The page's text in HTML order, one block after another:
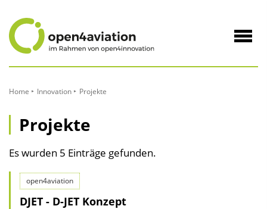
Inhalt
Home Innovation Projekte
Projekte
Es wurden 5 Einträge gefunden.
open4aviation
DJET - D-JET Konzept